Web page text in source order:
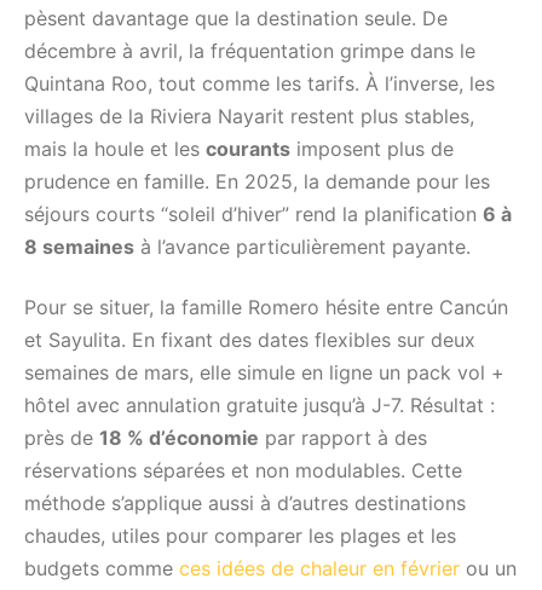
pèsent davantage que la destination seule. De
décembre à avril, la fréquentation grimpe dans le
Quintana Roo, tout comme les tarifs. À l’inverse, les
villages de la Riviera Nayarit restent plus stables,
mais la houle et les courants imposent plus de
prudence en famille. En 2025, la demande pour les
séjours courts “soleil d’hiver” rend la planification 6 à
8 semaines à l’avance particulièrement payante.
Pour se situer, la famille Romero hésite entre Cancún
et Sayulita. En fixant des dates flexibles sur deux
semaines de mars, elle simule en ligne un pack vol +
hôtel avec annulation gratuite jusqu’à J-7. Résultat :
près de 18 % d’économie par rapport à des
réservations séparées et non modulables. Cette
méthode s’applique aussi à d’autres destinations
chaudes, utiles pour comparer les plages et les
budgets comme ces idées de chaleur en février ou un